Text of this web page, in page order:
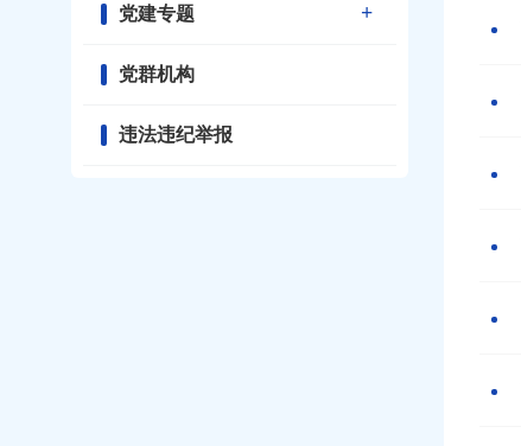
党建专题
党群机构
违法违纪举报